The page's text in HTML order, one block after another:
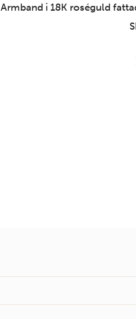
Armband i 18K roséguld